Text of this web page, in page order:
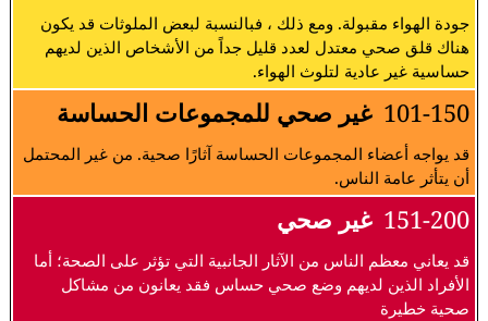
جودة الهواء مقبولة. ومع ذلك ، فبالنسبة لبعض الملوثات قد يكون
هناك قلق صحي معتدل لعدد قليل جداً من الأشخاص الذين لديهم
حساسية غير عادية لتلوث الهواء.
101-150 غير صحي للمجموعات الحساسة
قد يواجه أعضاء المجموعات الحساسة آثارًا صحية. من غير المحتمل
أن يتأثر عامة الناس.
151-200 غير صحي
قد يعاني معظم الناس من الآثار الجانبية التي تؤثر على الصحة؛ أما
الأفراد الذين لديهم وضع صحي حساس فقد يعانون من مشاكل
صحية خطيرة